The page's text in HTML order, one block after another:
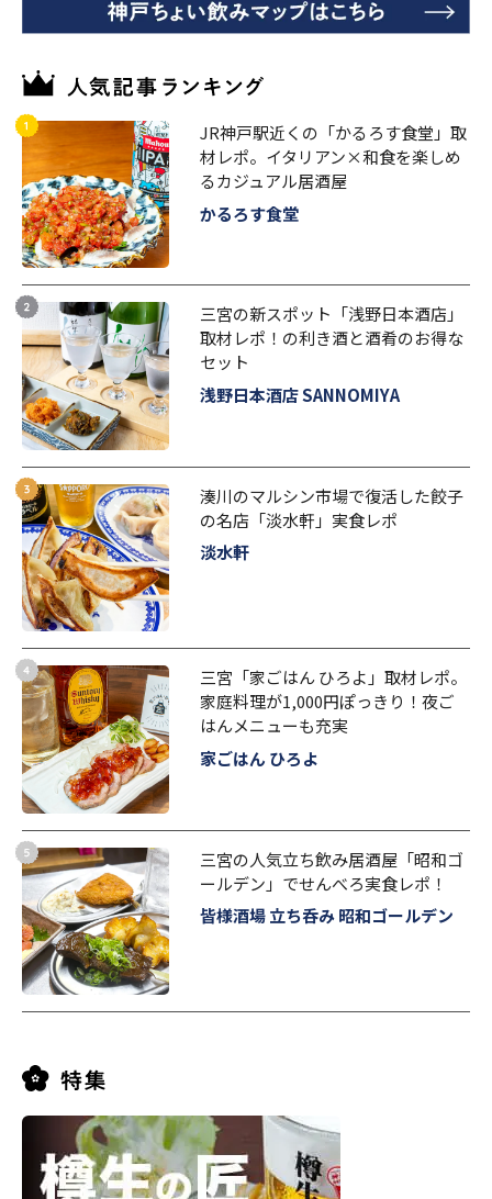
JR神戸駅近くの「かるろす食堂」取
材レポ。イタリアン×和食を楽しめ
るカジュアル居酒屋
かるろす食堂
三宮の新スポット「浅野日本酒店」
取材レポ！の利き酒と酒肴のお得な
セット
浅野日本酒店 SANNOMIYA
湊川のマルシン市場で復活した餃子
の名店「淡水軒」実食レポ
淡水軒
三宮「家ごはん ひろよ」取材レポ。
家庭料理が1,000円ぽっきり！夜ご
はんメニューも充実
家ごはん ひろよ
三宮の人気立ち飲み居酒屋「昭和ゴ
ールデン」でせんべろ実食レポ！
皆様酒場 立ち呑み 昭和ゴールデン